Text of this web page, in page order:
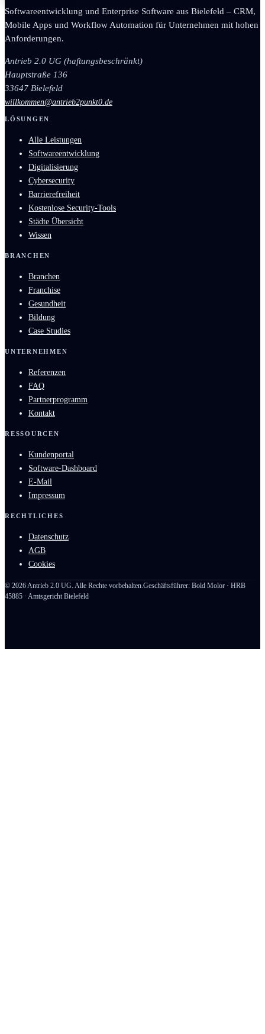
Softwareentwicklung und Enterprise Software aus Bielefeld – CRM,
Mobile Apps und Workflow Automation für Unternehmen mit hohen
Anforderungen.
Antrieb 2.0 UG (haftungsbeschränkt)
Hauptstraße 136
33647 Bielefeld
willkommen@antrieb2punkt0.de
LÖSUNGEN
Alle Leistungen
Softwareentwicklung
Digitalisierung
Cybersecurity
Barrierefreiheit
Kostenlose Security-Tools
Städte Übersicht
Wissen
BRANCHEN
Branchen
Franchise
Gesundheit
Bildung
Case Studies
UNTERNEHMEN
Referenzen
FAQ
Partnerprogramm
Kontakt
RESSOURCEN
Kundenportal
Software-Dashboard
E-Mail
Impressum
RECHTLICHES
Datenschutz
AGB
Cookies
© 2026Antrieb 2.0 UG. Alle Rechte vorbehalten.Geschäftsführer: Bold Molor · HRB
45885 · Amtsgericht Bielefeld